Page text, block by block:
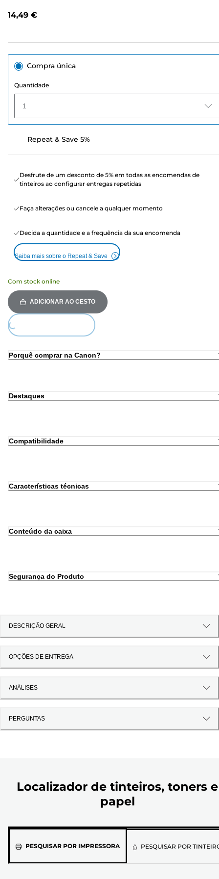
14,49 €
Compra única
Quantidade
1
Repeat & Save 5%
Desfrute de um desconto de 5% em todas as encomendas de
tinteiros ao configurar entregas repetidas
Faça alterações ou cancele a qualquer momento
Decida a quantidade e a frequência da sua encomenda
Saiba mais sobre o Repeat & Save
Com stock online
ADICIONAR AO CESTO
Porquê comprar na Canon?
Destaques
Compatibilidade
Características técnicas
Conteúdo da caixa
Segurança do Produto
DESCRIÇÃO GERAL
OPÇÕES DE ENTREGA
ANÁLISES
PERGUNTAS
Localizador de tinteiros, toners e
papel
PESQUISAR POR IMPRESSORASelecionePESQUISAR POR